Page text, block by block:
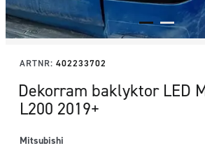
ARTNR: 402233702
Dekorram baklyktor LED
L200 2019+
Mitsubishi